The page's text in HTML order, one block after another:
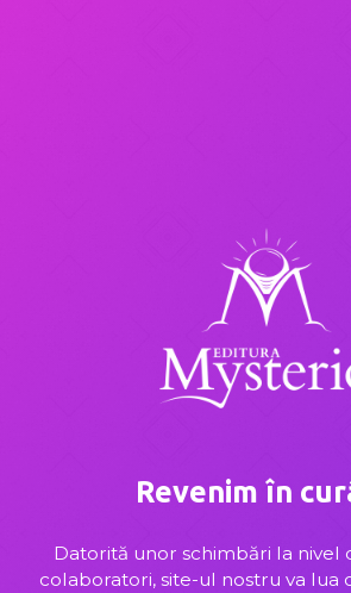
Revenim în
Datorită unor schimbări la nivel
colaboratori, site-ul nostru va lua